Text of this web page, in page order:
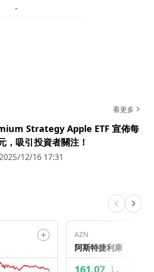
-
看更多
Strategy Apple ETF 宣佈每
，吸引投資者關注！
12/16 17:31
AZN
阿斯特捷利康
161.07